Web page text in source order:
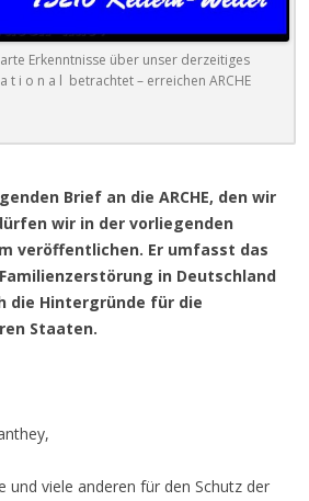
Erkenntnisse über unser derzeitiges
t i o n a l betrachtet – erreichen ARCHE
Brief an die ARCHE, den wir
wir in der vorliegenden
veröffentlichen. Er umfasst das
in Deutschland
die Hintergründe für die
Staaten.
und viele anderen für den Schutz der